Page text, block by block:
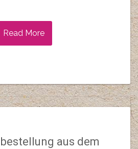
Read More
aus dem